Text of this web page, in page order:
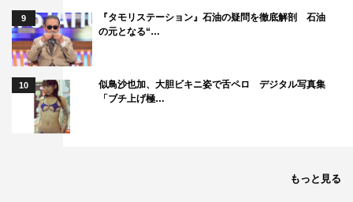
って。山﨑賢人という俳優も、こうやって一歩ずつ恐れな
がら焦りや不安も抱えながら、コツコツ歩き続けてきたん
だろうと感じ胸が熱くなりました。あなたに外村を演じて
いただけて本当によかったです」という手紙に、山﨑は
「自分もすごく悩んでいて。一番、お芝居するということ
がよく分からない時期で、それを全部、外村にぶつけよう
9
『タモリステーション』石油の疑問を徹底解剖 石油
の元となる“…
10
似鳥沙也加、大胆ビキニ姿で舌ペロ デジタル写真集
「ブチ上げ極…
もっと見る